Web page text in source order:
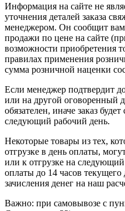
Информация на сайте не
уточнения деталей заказа
менеджером. Он сообщит
продажи по цене на сайте
возможности приобретения
правилах применения
сумма розничной наценки
Если менеджер подтвердит
или на другой оговоренный
обязателен, иначе заказ
следующий рабочий день.
Некоторые товары из тех,
отгрузке в день оплаты,
или к отгрузке на
оплаты до 14 часов
зачисления денег на наш
Важно: при самовывозе с